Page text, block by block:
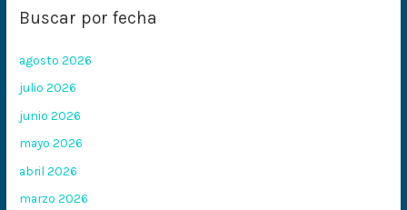
Buscar por fecha
agosto 2026
julio 2026
junio 2026
mayo 2026
abril 2026
marzo 2026